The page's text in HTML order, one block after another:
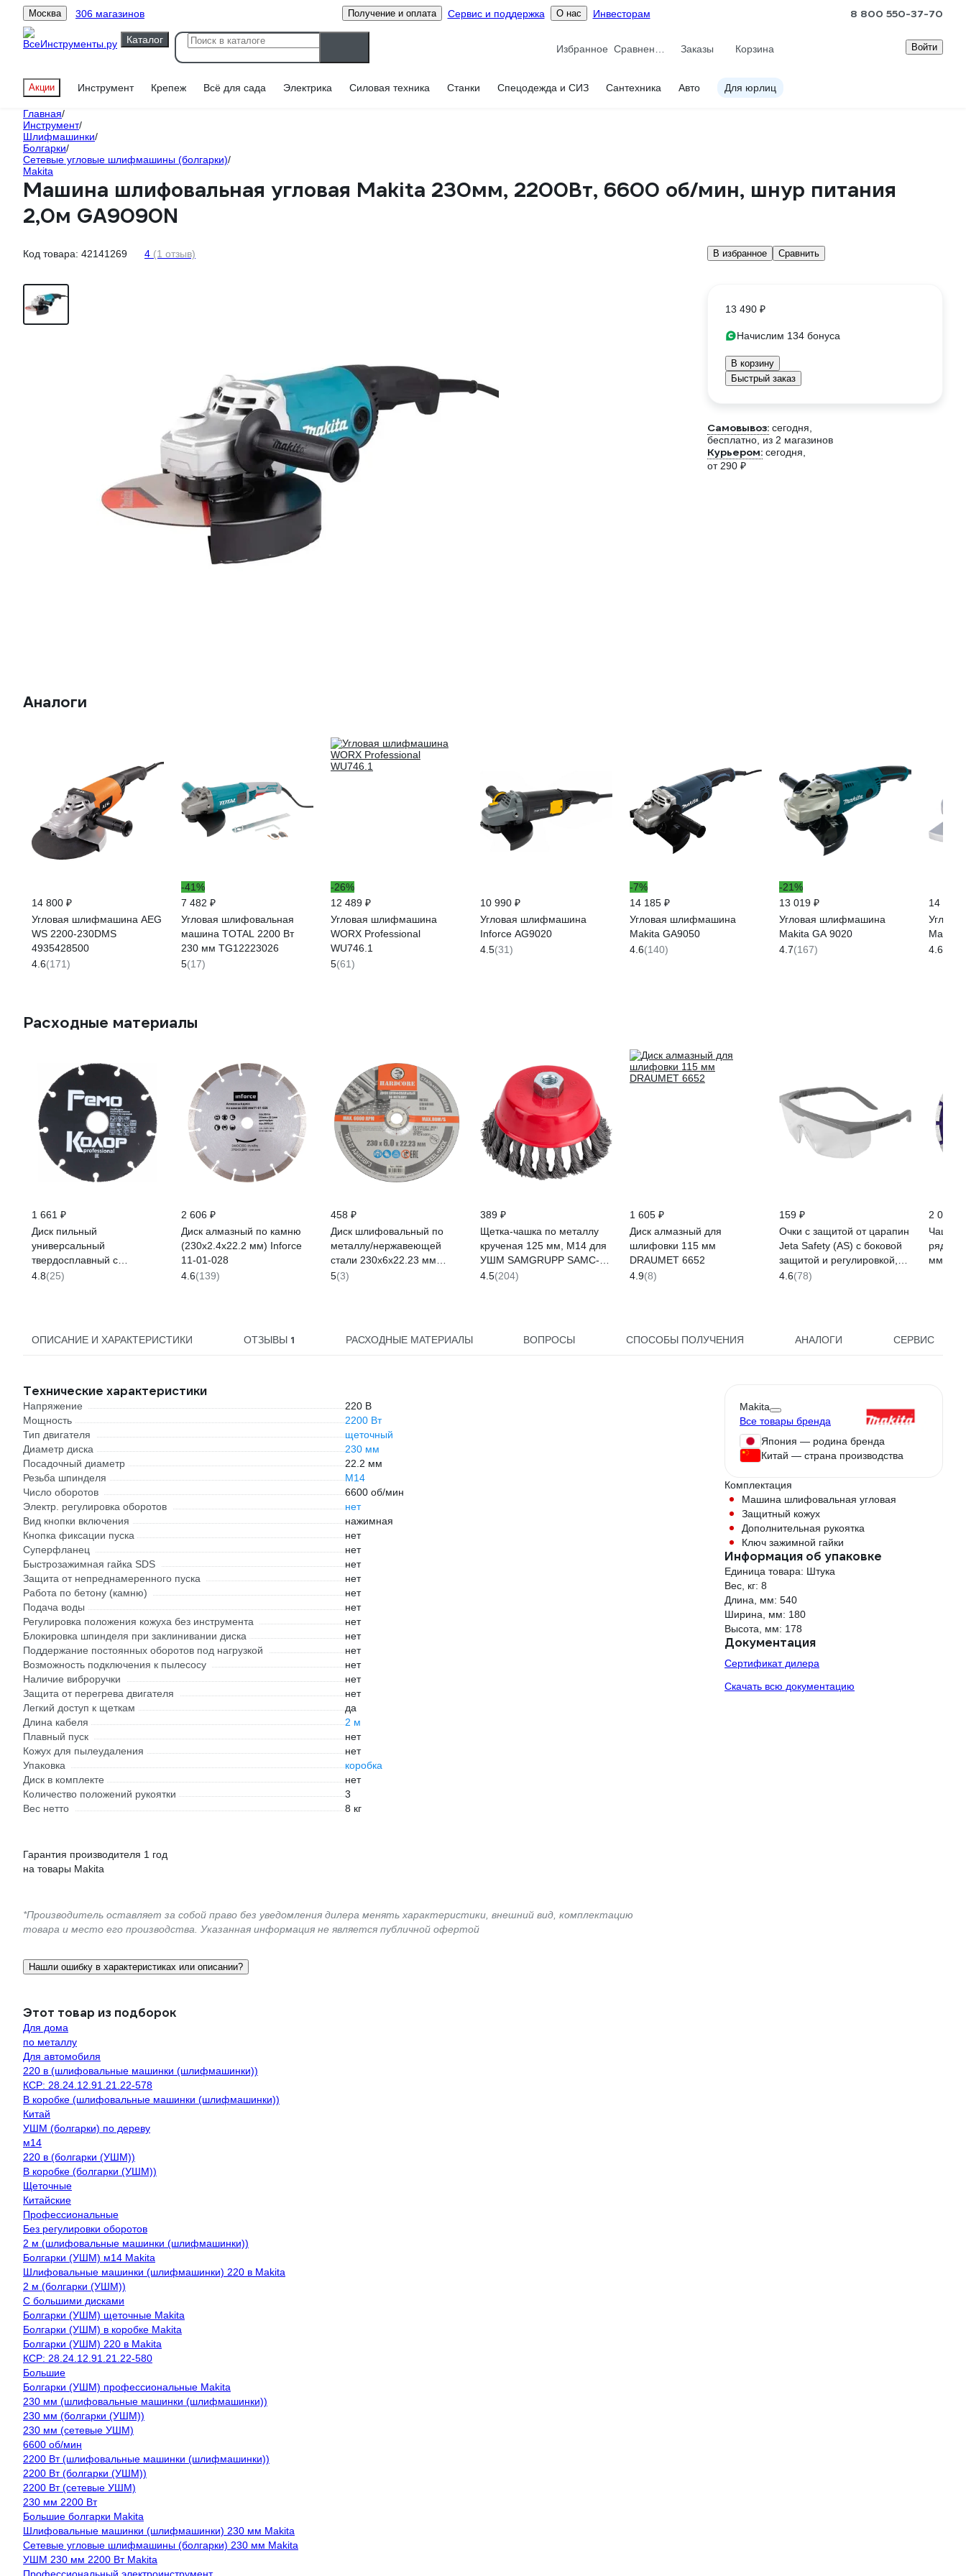
Москва 306 магазинов Получение и оплата Сервис и поддержка О нас Инвесторам 8 800 550-37-70
Каталог
Избранное
Заказы Корзина Войти
Акции Инструмент Крепеж Всё для сада Электрика Силовая техника Станки Спецодежда и СИЗ Сантехника Авто Для юрлиц
Главная/
Инструмент/
Шлифмашинки/
Болгарки/
Сетевые угловые шлифмашины (болгарки)/
Makita
Машина шлифовальная угловая Makita 230мм, 2200Вт, 6600 об/мин, шнур питания
2,0м GA9090N
Код товара: 42141269 4 (1 отзыв) В избранное Сравнить
13 490 ₽
Начислим 134 бонуса
В корзину
Быстрый заказ
Самовывоз: сегодня,
бесплатно , из 2 магазинов
Курьером: сегодня,
от 290 ₽
Аналоги
14 800 ₽
Угловая шлифмашина AEG
WS 2200-230DMS
4935428500
4.6(171)
-41%
7 482 ₽
Угловая шлифовальная
машина TOTAL 2200 Вт
230 мм TG12223026
5(17)
-26%
12 489 ₽
Угловая шлифмашина
WORX Professional
WU746.1
5(61)
10 990 ₽
Угловая шлифмашина
Inforce AG9020
4.5(31)
-7%
14 185 ₽
Угловая шлифмашина
Makita GA9050
4.6(140)
-21%
13 019 ₽
Угловая шлифмашина
Makita GA 9020
4.7(167)
14 690
Makita
4.6
Расходные материалы
1 661 ₽
Диск пильный
универсальный
твердосплавный с
карбидным зерном
4.8(25)
2 606 ₽
Диск алмазный по камню
(230х2.4x22.2 мм) Inforce
11-01-028
4.6(139)
458 ₽
Диск шлифовальный по
металлу/нержавеющей
стали 230x6х22.23 мм
Hardcore 262306
5(3)
389 ₽
Щетка-чашка по металлу
крученая 125 мм, М14 для
УШМ SAMGRUPP SAMC-
030100125
4.5(204)
1 605 ₽
Диск алмазный для
шлифовки 115 мм
DRAUMET 6652
4.9(8)
159 ₽
Очки с защитой от царапин
Jeta Safety (AS) с боковой
защитой и регулировкой,
открытые JSG-9901
4.6(78)
2 069 ₽
Чашка
рядный
мм
ОПИСАНИЕ И ХАРАКТЕРИСТИКИ ОТЗЫВЫ 1 РАСХОДНЫЕ МАТЕРИАЛЫ ВОПРОСЫ СПОСОБЫ ПОЛУЧЕНИЯ АНАЛОГИ СЕРВИС
Технические характеристики
Напряжение
220 В
Мощность
2200 Вт
Тип двигателя
щеточный
Диаметр диска
230 мм
Посадочный диаметр
22.2 мм
Резьба шпинделя
М14
Число оборотов
6600 об/мин
Электр. регулировка оборотов
нет
Вид кнопки включения
нажимная
Кнопка фиксации пуска
нет
Суперфланец
нет
Быстрозажимная гайка SDS
нет
Защита от непреднамеренного пуска
нет
Работа по бетону (камню)
нет
Подача воды
нет
Регулировка положения кожуха без инструмента
нет
Блокировка шпинделя при заклинивании диска
нет
Поддержание постоянных оборотов под нагрузкой
нет
Возможность подключения к пылесосу
нет
Наличие виброручки
нет
Защита от перегрева двигателя
нет
Легкий доступ к щеткам
да
Длина кабеля
2 м
Плавный пуск
нет
Кожух для пылеудаления
нет
Упаковка
коробка
Диск в комплекте
нет
Количество положений рукоятки
3
Вес нетто
8 кг
Гарантия производителя 1 год
на товары Makita
*Производитель оставляет за собой право без уведомления дилера менять характеристики, внешний вид, комплектацию
товара и место его производства. Указанная информация не является публичной офертой
Нашли ошибку в характеристиках или описании?
Makita
Все товары бренда
Япония — родина бренда
Китай — страна производства
Комплектация
Машина шлифовальная угловая
Защитный кожух
Дополнительная рукоятка
Ключ зажимной гайки
Информация об упаковке
Единица товара: Штука
Вес, кг: 8
Длина, мм: 540
Ширина, мм: 180
Высота, мм: 178
Документация
Сертификат дилера
Скачать всю документацию
Этот товар из подборок
Для дома
по металлу
Для автомобиля
220 в (шлифовальные машинки (шлифмашинки))
КСР: 28.24.12.91.21.22-578
В коробке (шлифовальные машинки (шлифмашинки))
Китай
УШМ (болгарки) по дереву
м14
220 в (болгарки (УШМ))
В коробке (болгарки (УШМ))
Щеточные
Китайские
Профессиональные
Без регулировки оборотов
2 м (шлифовальные машинки (шлифмашинки))
Болгарки (УШМ) м14 Makita
Шлифовальные машинки (шлифмашинки) 220 в Makita
2 м (болгарки (УШМ))
С большими дисками
Болгарки (УШМ) щеточные Makita
Болгарки (УШМ) в коробке Makita
Болгарки (УШМ) 220 в Makita
КСР: 28.24.12.91.21.22-580
Большие
Болгарки (УШМ) профессиональные Makita
230 мм (шлифовальные машинки (шлифмашинки))
230 мм (болгарки (УШМ))
230 мм (сетевые УШМ)
6600 об/мин
2200 Вт (шлифовальные машинки (шлифмашинки))
2200 Вт (болгарки (УШМ))
2200 Вт (сетевые УШМ)
230 мм 2200 Вт
Большие болгарки Makita
Шлифовальные машинки (шлифмашинки) 230 мм Makita
Сетевые угловые шлифмашины (болгарки) 230 мм Makita
УШМ 230 мм 2200 Вт Makita